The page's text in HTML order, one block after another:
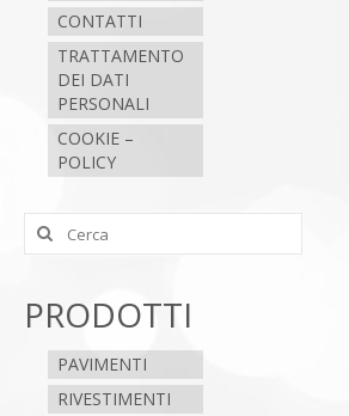
CONTATTI
TRATTAMENTO
DEI DATI
PERSONALI
COOKIE –
POLICY
Cerca:
PRODOTTI
PAVIMENTI
RIVESTIMENTI